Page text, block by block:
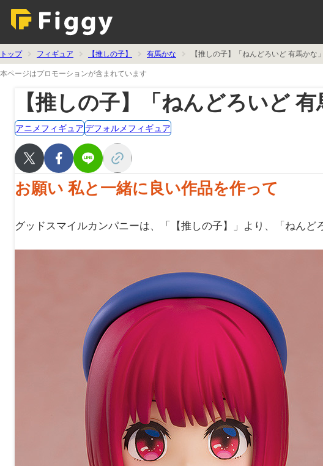
トップ フィギュア 【推しの子】 有馬かな
【推しの子】「ねんどろいど 有馬かな
本ページはプロモーションが含まれています
【推しの子】「ねんどろいど 有
アニメフィギュアデフォルメフィギュア
お願い 私と一緒に良い作品を作って
グッドスマイルカンパニーは、「【推しの子】」より、「ねんど